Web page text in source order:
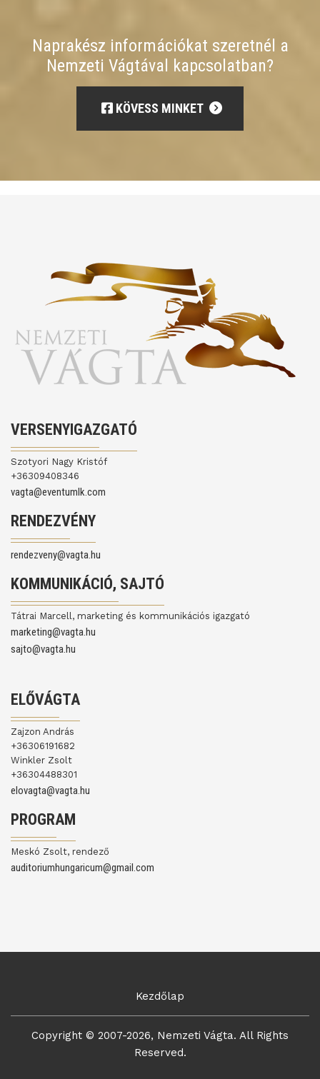
Naprakész információkat szeretnél a
Nemzeti Vágtával kapcsolatban?
KÖVESS MINKET
VERSENYIGAZGATÓ
Szotyori Nagy Kristóf
+36309408346
vagta@eventumlk.com
RENDEZVÉNY
rendezveny@vagta.hu
KOMMUNIKÁCIÓ, SAJTÓ
Tátrai Marcell, marketing és kommunikációs igazgató
marketing@vagta.hu
sajto@vagta.hu
ELŐVÁGTA
Zajzon András
+36306191682
Winkler Zsolt
+36304488301
elovagta@vagta.hu
PROGRAM
Meskó Zsolt, rendező
auditoriumhungaricum@gmail.com
Kezdőlap
Copyright © 2007-2026, Nemzeti Vágta. All Rights
Reserved.